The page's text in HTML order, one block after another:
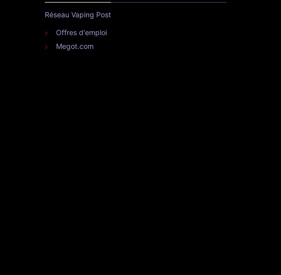
Réseau Vaping Post
Offres d'emploi
Megot.com